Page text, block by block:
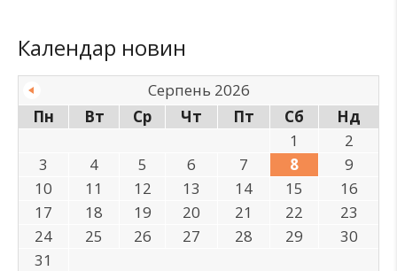
Календар новин
Серпень 2026
Пн
Вт Ср Чт Пт Сб
Нд
1
2
3
4 5 6 7 8
9
10
11 12 13 14 15
16
17
18 19 20 21 22
23
24
25 26 27 28 29
30
31